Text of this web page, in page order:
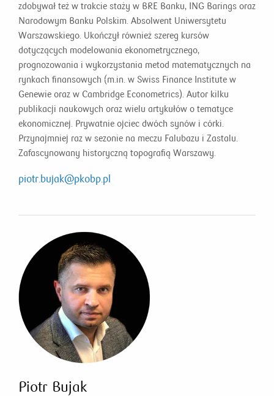
zdobywał też w trakcie staży w BRE Banku, ING Barings oraz
Narodowym Banku Polskim. Absolwent Uniwersytetu
Warszawskiego. Ukończył również szereg kursów
dotyczących modelowania ekonometrycznego,
prognozowania i wykorzystania metod matematycznych na
rynkach finansowych (m.in. w Swiss Finance Institute w
Genewie oraz w Cambridge Econometrics). Autor kilku
publikacji naukowych oraz wielu artykułów o tematyce
ekonomicznej. Prywatnie ojciec dwóch synów i córki.
Przynajmniej raz w sezonie na meczu Falubazu i Zastalu.
Zafascynowany historyczną topografią Warszawy.
piotr.bujak@pkobp.pl
Piotr Bujak